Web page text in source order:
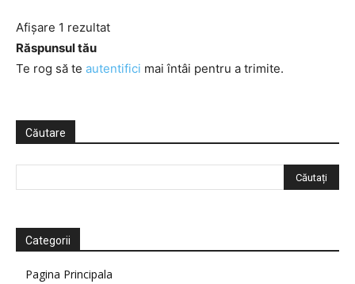
Afișare 1 rezultat
Răspunsul tău
Te rog să te autentifici mai întâi pentru a trimite.
Căutare
Categorii
Pagina Principala